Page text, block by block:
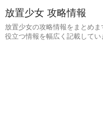
放置少女 攻略情報
放置少女の攻略情報をまとめ
役立つ情報を幅広く記載してい